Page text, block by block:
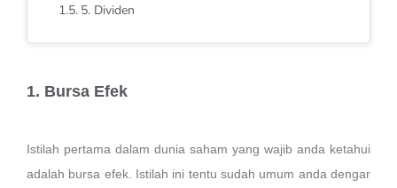
5. Dividen
1. Bursa Efek
Istilah pertama dalam dunia saham yang wajib anda ketahui
adalah bursa efek. Istilah ini tentu sudah umum anda dengar